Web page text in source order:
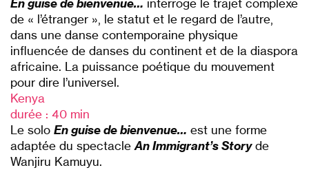
En guise de bienvenue… interroge le trajet complexe
de « l’étranger », le statut et le regard de l’autre,
dans une danse contemporaine physique
influencée de danses du continent et de la diaspora
africaine. La puissance poétique du mouvement
pour dire l’universel.
Kenya
durée : 40 min
Le solo En guise de bienvenue… est une forme
adaptée du spectacleAn Immigrant’s Storyde
Wanjiru Kamuyu.